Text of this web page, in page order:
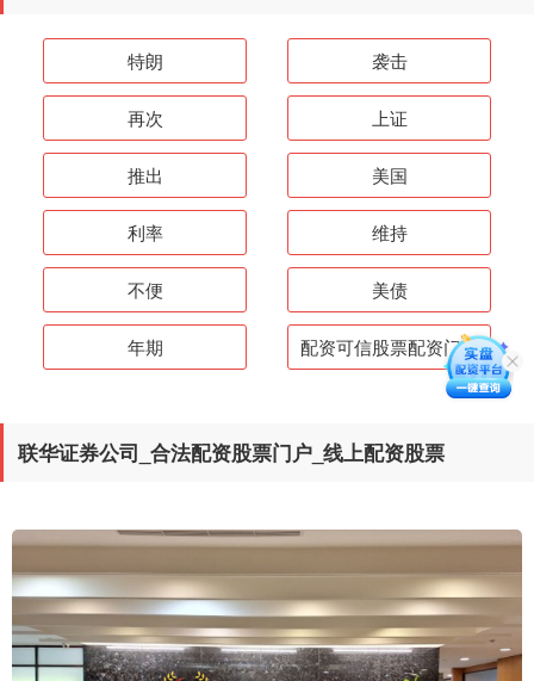
特朗 袭击
再次 上证
推出 美国
利率 维持
不便 美债
年期 配资可信股票配资门户
联华证券公司_合法配资股票门户_线上配资股票